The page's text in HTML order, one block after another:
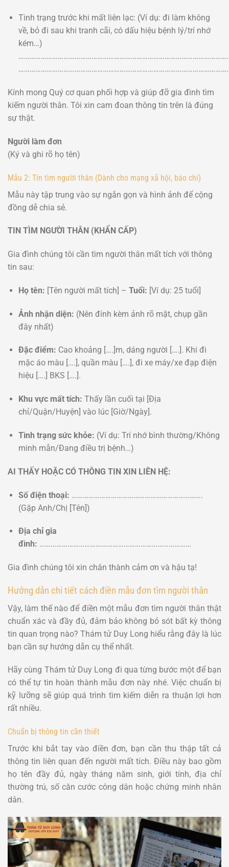
Tình trạng trước khi mất liên lạc: (Ví dụ: đi làm không
về, bỏ đi sau khi tranh cãi, có dấu hiệu bệnh lý/trí nhớ
kém…)
Kính mong Quý cơ quan phối hợp và giúp đỡ gia đình tìm
kiếm người thân. Tôi xin cam đoan thông tin trên là đúng
sự thật.
Người làm đơn
(Ký và ghi rõ họ tên)
Mẫu 2: Tin tìm người thân (Dành cho mạng xã hội, báo chí)
Mẫu này tập trung vào sự ngắn gọn và hình ảnh để cộng
đồng dễ chia sẻ.
TIN TÌM NGƯỜI THÂN (KHẨN CẤP)
Gia đình chúng tôi cần tìm người thân mất tích với thông
tin sau:
Họ tên: [Tên người mất tích] – Tuổi: [Ví dụ: 25 tuổi]
Ảnh nhận diện: (Nên đính kèm ảnh rõ mặt, chụp gần
đây nhất)
Đặc điểm: Cao khoảng [….]m, dáng người [….]. Khi đi
mặc áo màu [….], quần màu [….], đi xe máy/xe đạp điện
hiệu [….] BKS [….].
Khu vực mất tích: Thấy lần cuối tại [Địa
chỉ/Quận/Huyện] vào lúc [Giờ/Ngày].
Tình trạng sức khỏe: (Ví dụ: Trí nhớ bình thường/Không
minh mẫn/Đang điều trị bệnh…)
AI THẤY HOẶC CÓ THÔNG TIN XIN LIÊN HỆ:
Số điện thoại: …………………………………………………………….
(Gặp Anh/Chị [Tên])
Địa chỉ gia
đình: ………………………………………………………………………
Gia đình chúng tôi xin chân thành cảm ơn và hậu tạ!
Hướng dẫn chi tiết cách điền mẫu đơn tìm người thân
Vậy, làm thế nào để điền một mẫu đơn tìm người thân thật
chuẩn xác và đầy đủ, đảm bảo không bỏ sót bất kỳ thông
tin quan trọng nào? Thám tử Duy Long hiểu rằng đây là lúc
bạn cần sự hướng dẫn cụ thể nhất.
Hãy cùng Thám tử Duy Long đi qua từng bước một để bạn
có thể tự tin hoàn thành mẫu đơn này nhé. Việc chuẩn bị
kỹ lưỡng sẽ giúp quá trình tìm kiếm diễn ra thuận lợi hơn
rất nhiều.
Chuẩn bị thông tin cần thiết
Trước khi bắt tay vào điền đơn, bạn cần thu thập tất cả
thông tin liên quan đến người mất tích. Điều này bao gồm
họ tên đầy đủ, ngày tháng năm sinh, giới tính, địa chỉ
thường trú, số căn cước công dân hoặc chứng minh nhân
dân.